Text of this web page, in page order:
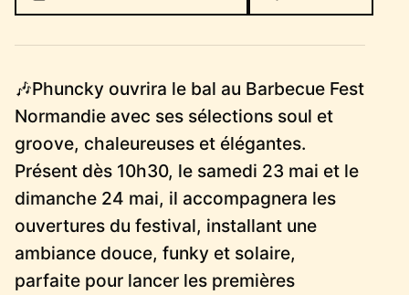
🎶Phuncky ouvrira le bal au Barbecue Fest
Normandie avec ses sélections soul et
groove, chaleureuses et élégantes.
Présent dès 10h30, le samedi 23 mai et le
dimanche 24 mai, il accompagnera les
ouvertures du festival, installant une
ambiance douce, funky et solaire,
parfaite pour lancer les premières